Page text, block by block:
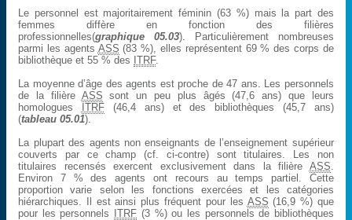
Le personnel est majoritairement féminin (63 %) mais la part des
femmes diffère en fonction des filières
professionnelles(graphique 05.03). Particulièrement nombreuses
parmi les agents ASS (83 %), elles représentent 69 % des corps de
bibliothèque et 55 % des ITRF.
La moyenne d’âge des agents est proche de 47 ans. Les personnels
de la filière ASS sont un peu plus âgés (47,6 ans) que leurs
homologues
ITRF(46,4 ans) et des bibliothèques (45,7 ans)
(tableau 05.01).
La plupart des agents non enseignants de l’enseignement supérieur
couverts par ce champ (cf. ci-contre) sont titulaires. Les non
titulaires recensés exercent exclusivement dans la filière ASS.
Environ 7 % des agents ont recours au temps partiel. Cette
proportion varie selon les fonctions exercées et les catégories
hiérarchiques. Il est ainsi plus fréquent pour les ASS (16,9 %) que
pour les personnels
ITRF (3 %) ou les personnels de bibliothèques